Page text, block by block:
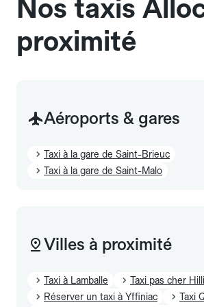
Nos taxis
proximité
Aéroports & gares
Taxi à la gare de Saint-Brieuc
Taxi à la gare de Saint-Malo
Villes à proximité
Taxi à Lamballe
Taxi pas cher
Réserver un taxi à Yffiniac
Taxi